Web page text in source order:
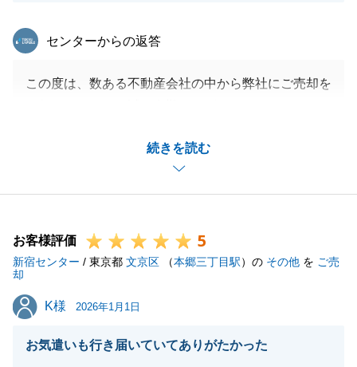
続きを読む
東急リバブル
センターからの返答
この度は、数ある不動産会社の中から弊社にご売却を
お忙しい中、こちらからの要望にも快く迅速にご対応
いただいたからこそ、トラブル等なくご成約に至るこ
とができました。
ら、お気軽にご用命くださいませ。
私共々、今後とも弊社を末永くご愛顧賜りますようお
閉じる
お客様評価 5
新宿センター / 東京都 文京区 （本郷三丁目駅）の その他 を ご売
却
K様
K様 2026年1月1日
お気遣いも行き届いていてありがたかった